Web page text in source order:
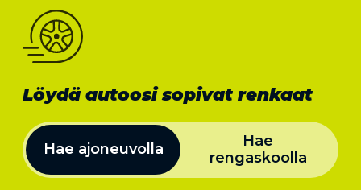
Löydä autoosi sopivat renkaat
Hae ajoneuvolla
Hae
rengaskoolla